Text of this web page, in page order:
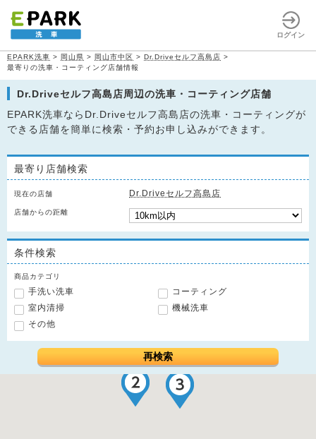
ログイン
EPARK洗車 > 岡山県 > 岡山市中区 > Dr.Driveセルフ高島店 >
最寄りの洗車・コーティング店舗情報
Dr.Driveセルフ高島店周辺の洗車・コーティング店舗
EPARK洗車ならDr.Driveセルフ高島店の洗車・コーティングが
できる店舗を簡単に検索・予約お申し込みができます。
最寄り店舗検索
現在の店舗 Dr.Driveセルフ高島店
店舗からの距離
条件検索
商品カテゴリ
手洗い洗車
コーティング
室内清掃
機械洗車
その他
再検索